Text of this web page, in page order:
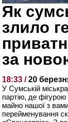
Як
злило
за
18:33 /20
У Сумській
партію, де
майно нашої з
перейменування